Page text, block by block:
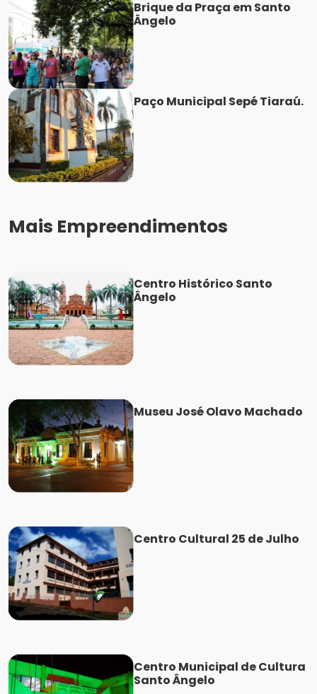
Brique da Praça em Santo
Ângelo
Paço Municipal Sepé Tiaraú.
Mais Empreendimentos
Centro Histórico Santo
Ângelo
Museu José Olavo Machado
Centro Cultural 25 de Julho
Centro Municipal de Cultura
Santo Ângelo